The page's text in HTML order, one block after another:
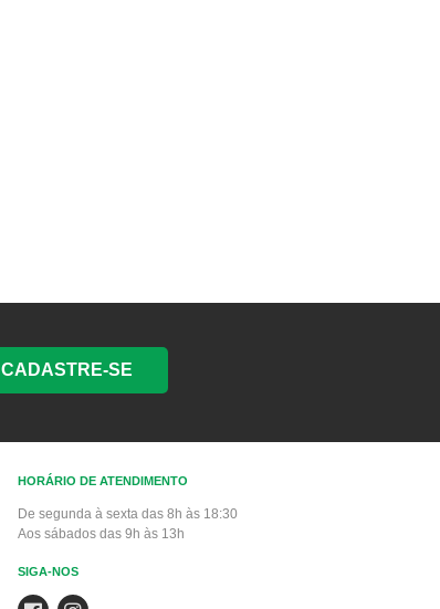
CADASTRE-SE
HORÁRIO DE ATENDIMENTO
De segunda à sexta das 8h às 18:30
Aos sábados das 9h às 13h
SIGA-NOS